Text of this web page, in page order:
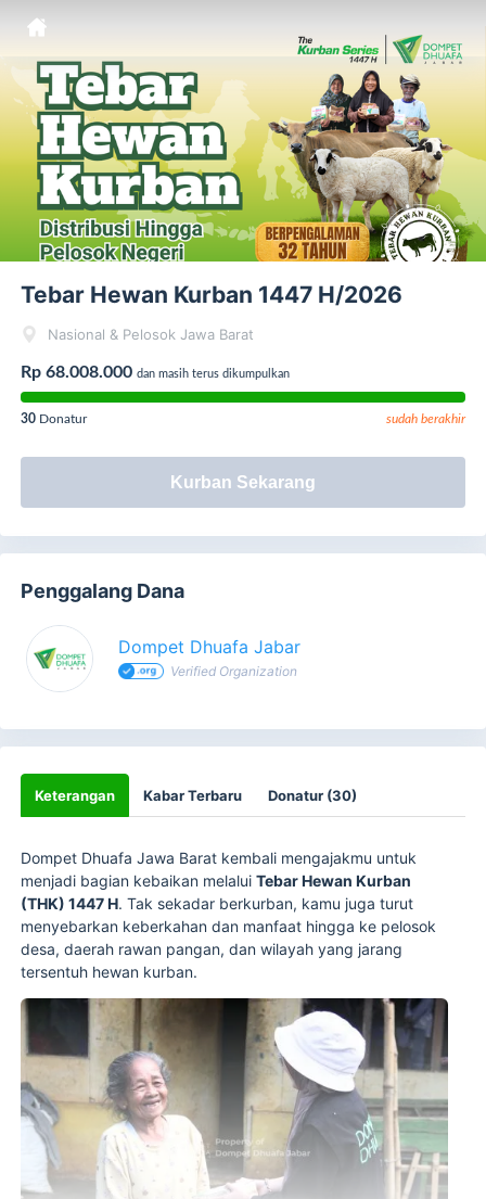
Tebar Hewan Kurban 1447 H/2026
Nasional & Pelosok Jawa Barat
Rp 68.008.000 dan masih terus dikumpulkan
30 Donatur sudah berakhir
Kurban Sekarang
Penggalang Dana
Dompet Dhuafa Jabar
Verified Organization
Keterangan Kabar Terbaru Donatur (30)
Dompet Dhuafa Jawa Barat kembali mengajakmu untuk
menjadi bagian kebaikan melaluiTebar Hewan Kurban
(THK) 1447 H. Tak sekadar berkurban, kamu juga turut
menyebarkan keberkahan dan manfaat hingga ke pelosok
desa, daerah rawan pangan, dan wilayah yang jarang
tersentuh hewan kurban.